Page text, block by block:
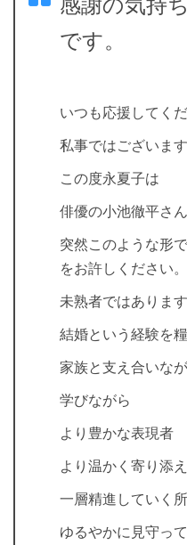
感謝の気持
です。
いつも応援してく
私事ではございま
この度永夏子は
俳優の小池徹平さ
突然このような形
をお許しください。
未熟者ではありま
結婚という経験を
家族と支え合いな
学びながら
より豊かな表現者
より温かく寄り添
一層精進していく所
ゆるやかに見守っ